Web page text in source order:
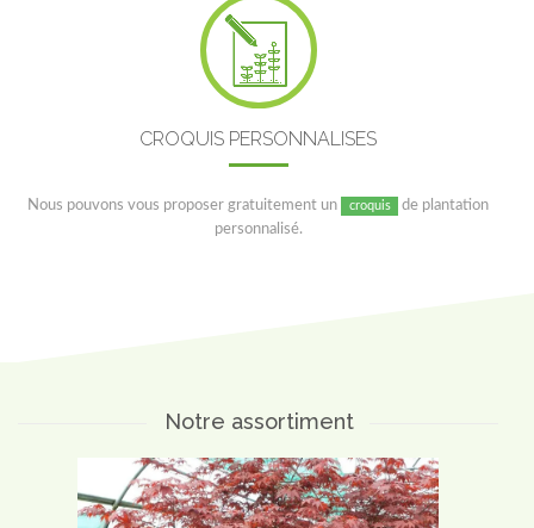
CROQUIS PERSONNALISES
Nous pouvons vous proposer gratuitement un croquis
de plantation
personnalisé.
Notre assortiment